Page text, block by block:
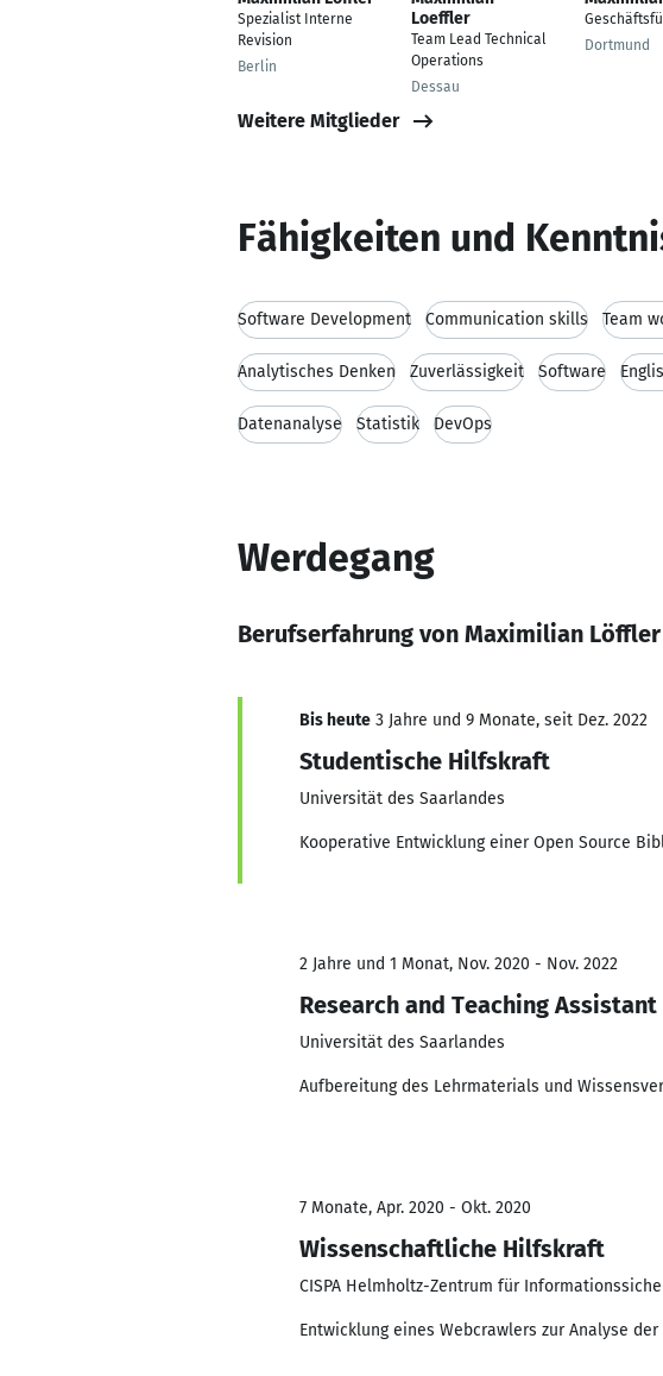
Spezialist Interne
Revision
Berlin
Loeffler
Team Lead Technical
Operations
Dessau
Dortmund
Weitere Mitglieder
Fähigkeiten und
Software Development Communication skills Team
Analytisches Denken Zuverlässigkeit Software
Datenanalyse Statistik DevOps
Werdegang
Berufserfahrung von Maximilian Löffler
Bis heute 3 Jahre und 9 Monate, seit Dez. 2022
Studentische Hilfskraft
Universität des Saarlandes
Kooperative Entwicklung einer Open Source
2 Jahre und 1 Monat, Nov. 2020 - Nov. 2022
Research and Teaching Assistant
Universität des Saarlandes
Aufbereitung des Lehrmaterials und
7 Monate, Apr. 2020 - Okt. 2020
Wissenschaftliche Hilfskraft
CISPA Helmholtz-Zentrum für
Entwicklung eines Webcrawlers zur Analyse